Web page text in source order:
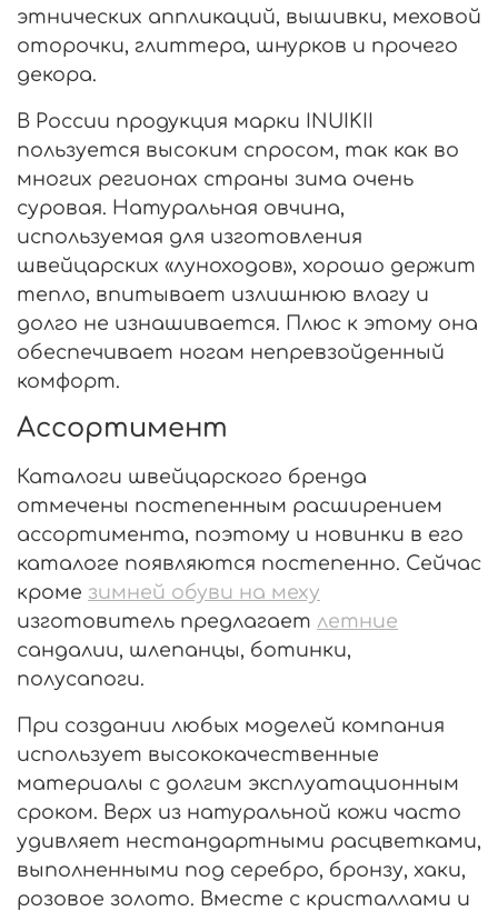
этнических аппликаций, вышивки, меховой
оторочки, глиттера, шнурков и прочего
декора.
В России продукция марки INUIKII
пользуется высоким спросом, так как во
многих регионах страны зима очень
суровая. Натуральная овчина,
используемая для изготовления
швейцарских «луноходов», хорошо держит
тепло, впитывает излишнюю влагу и
долго не изнашивается. Плюс к этому она
обеспечивает ногам непревзойденный
комфорт.
Ассортимент
Каталоги швейцарского бренда
отмечены постепенным расширением
ассортимента, поэтому и новинки в его
каталоге появляются постепенно. Сейчас
кроме зимней обуви на меху
изготовитель предлагает летние
сандалии, шлепанцы, ботинки,
полусапоги.
При создании любых моделей компания
использует высококачественные
материалы с долгим эксплуатационным
сроком. Верх из натуральной кожи часто
удивляет нестандартными расцветками,
выполненными под серебро, бронзу, хаки,
розовое золото. Вместе с кристаллами и